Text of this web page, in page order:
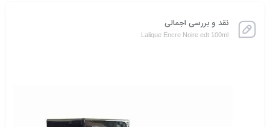
نقد و بررسی اجمالی
Lalique Encre Noire edt 100ml